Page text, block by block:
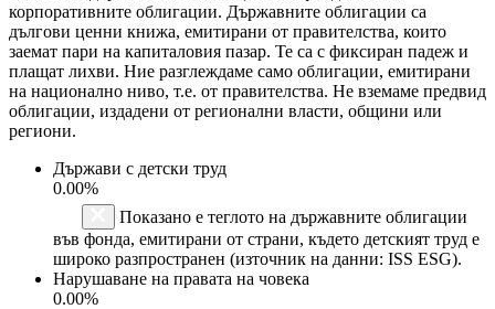
корпоративните облигации. Държавните облигации са
дългови ценни книжа, емитирани от правителства, които
заемат пари на капиталовия пазар. Те са с фиксиран падеж и
плащат лихви. Ние разглеждаме само облигации, емитирани
на национално ниво, т.е. от правителства. Не вземаме предвид
облигации, издадени от регионални власти, общини или
региони.
Държави с детски труд
0.00%
Показано е теглото на държавните облигации
във фонда, емитирани от страни, където детският труд е
широко разпространен (източник на данни: ISS ESG).
Нарушаване на правата на човека
0.00%